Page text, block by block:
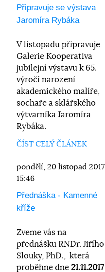
Připravuje se výstava
Jaromíra Rybáka
V listopadu připravuje
Galerie Kooperativa
jubilejní výstavu k 65.
výročí narození
akademického malíře,
sochaře a sklářského
výtvarníka Jaromíra
Rybáka.
ČÍST CELÝ ČLÁNEK
pondělí, 20 listopad 2017
15:46
Přednáška - Kamenné
kříže
Zveme vás na
přednášku RNDr. Jiřího
Slouky, PhD., která
proběhne dne 21.11.2017